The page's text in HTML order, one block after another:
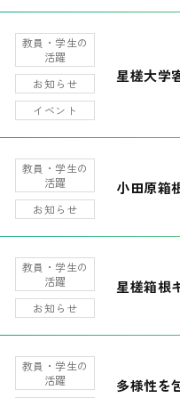
教員・学生の
活躍
お知らせ
イベント
星槎大学
教員・学生の
活躍
お知らせ
小田原箱
教員・学生の
活躍
お知らせ
星槎箱根
教員・学生の
活躍
多様性を